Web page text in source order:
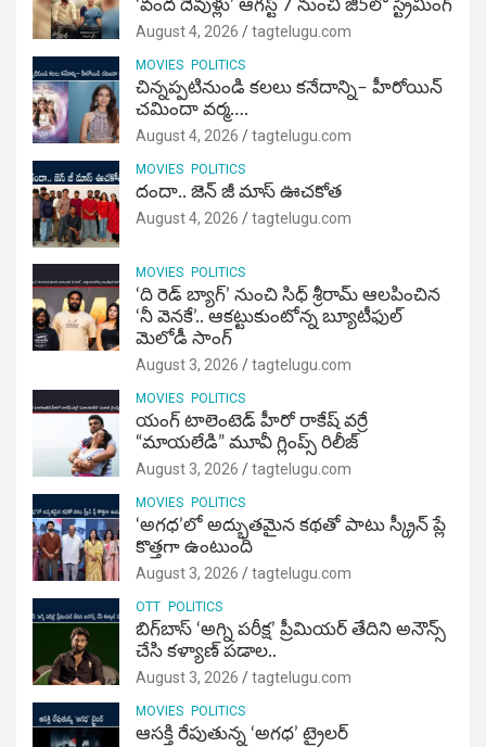
‘వంద దేవుళ్లు’ ఆగస్ట్ 7 నుంచి జీ5లో స్ట్రీమింగ్
August 4, 2026 tagtelugu.com
MOVIES POLITICS
చిన్నప్పటినుండి కలలు కనేదాన్ని– హీరోయిన్‌
చమిందా వర్మ….
August 4, 2026 tagtelugu.com
MOVIES POLITICS
దందా.. జెన్ జీ మాస్ ఊచకోత
August 4, 2026 tagtelugu.com
MOVIES POLITICS
‘ది రెడ్ బ్యాగ్’ నుంచి సిధ్ శ్రీరామ్ ఆలపించిన
‘నీ వెనకే’.. ఆకట్టుకుంటోన్న బ్యూటీఫుల్
మెలోడీ సాంగ్
August 3, 2026 tagtelugu.com
MOVIES POLITICS
యంగ్ టాలెంటెడ్ హీరో రాకేష్ వర్రే
“మాయలేడి” మూవీ గ్లింప్స్ రిలీజ్
August 3, 2026 tagtelugu.com
MOVIES POLITICS
‘అగధ’లో అద్భుతమైన కథతో పాటు స్క్రీన్ ప్లే
కొత్తగా ఉంటుంది
August 3, 2026 tagtelugu.com
OTT POLITICS
బిగ్‌బాస్ ‘అగ్ని ప‌రీక్ష‌’ ప్రీమియర్ తేదిని అనౌన్స్
చేసి కళ్యాణ్ పడాల..
August 3, 2026 tagtelugu.com
MOVIES POLITICS
ఆసక్తి రేపుతున్న ‘అగధ’ ట్రైలర్